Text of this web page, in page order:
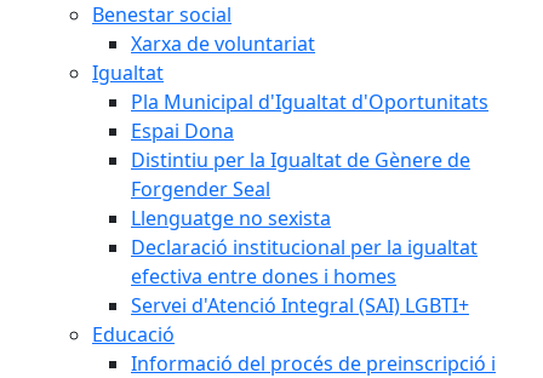
Benestar social
Xarxa de voluntariat
Igualtat
Pla Municipal d'Igualtat d'Oportunitats
Espai Dona
Distintiu per la Igualtat de Gènere de
Forgender Seal
Llenguatge no sexista
Declaració institucional per la igualtat
efectiva entre dones i homes
Servei d'Atenció Integral (SAI) LGBTI+
Educació
Informació del procés de preinscripció i